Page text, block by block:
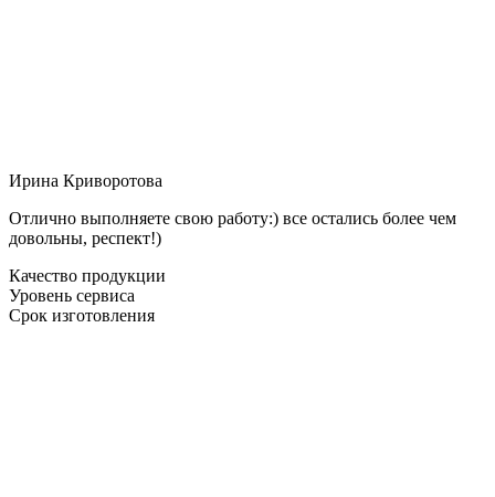
Ирина Криворотова
Отлично выполняете свою работу:) все остались более чем
довольны, респект!)
Качество продукции
Уровень сервиса
Срок изготовления